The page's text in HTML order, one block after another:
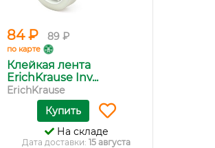
84 ₽ 89 ₽
по карте
Клейкая лента
ErichKrause Inv...
ErichKrause
Купить
На складе
Дата доставки: 15 августа